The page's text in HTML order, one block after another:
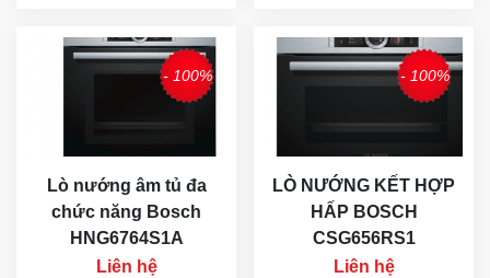
- 100%
Lò nướng âm tủ đa
chức năng Bosch
HNG6764S1A
Liên hệ
- 100%
LÒ NƯỚNG KẾT HỢP
HẤP BOSCH
CSG656RS1
Liên hệ